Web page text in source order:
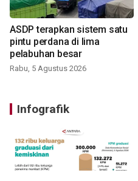
ASDP terapkan sistem satu
pintu perdana di lima
pelabuhan besar
Rabu, 5 Agustus 2026
Infografik